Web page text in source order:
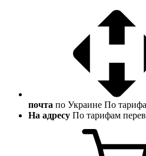
почта по Украине По
На адресу По тарифам